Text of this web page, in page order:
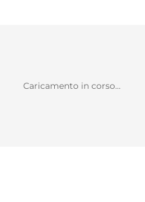
Caricamento in corso...